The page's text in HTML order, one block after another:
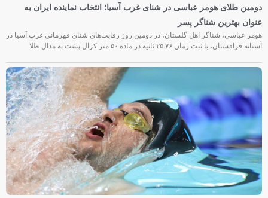
دومین طلای هومر عباسی در شنای غرب آسیا؛ انتخاب نماینده ایران به
عنوان بهترین شناگر پسر
هومر عباسی، شناگر اهل گلستان، در دومین روز رقابت‌های شنای قهرمانی غرب آسیا در
آستانه قزاقستان، با ثبت زمان ۲۵.۷۶ ثانیه در ماده ۵۰ متر کرال پشت به مدال طلا